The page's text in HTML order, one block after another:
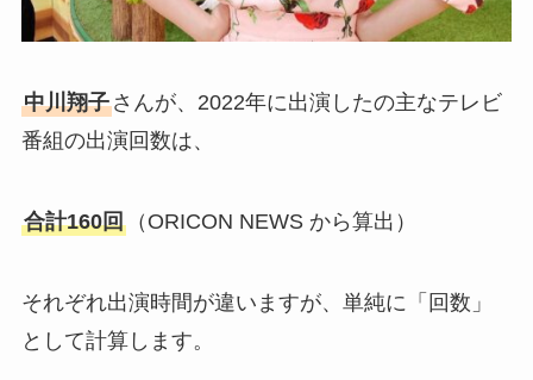
中川翔子さんが、2022年に出演したの主なテレビ
番組の出演回数は、
合計160回（ORICON NEWS から算出）
それぞれ出演時間が違いますが、単純に「回数」
として計算します。